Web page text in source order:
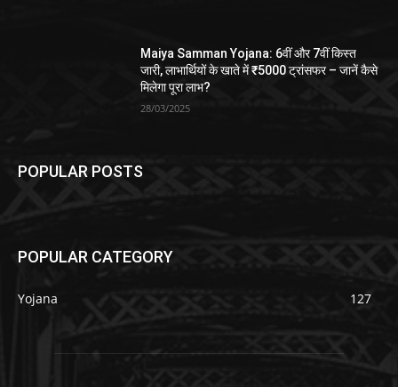
Maiya Samman Yojana: 6वीं और 7वीं किस्त
जारी, लाभार्थियों के खाते में ₹5000 ट्रांसफर – जानें कैसे
मिलेगा पूरा लाभ?
28/03/2025
POPULAR POSTS
POPULAR CATEGORY
Yojana 127